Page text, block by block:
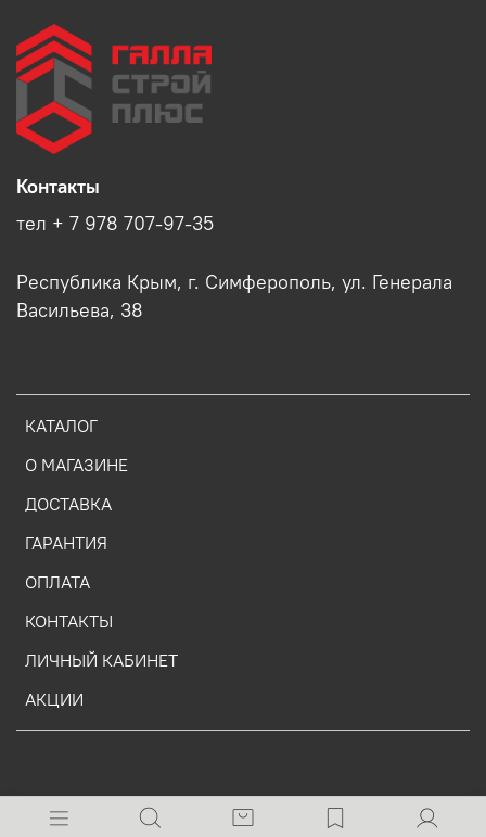
КАТАЛОГ
О МАГАЗИНЕ
ДОСТАВКА
ГАРАНТИЯ
ОПЛАТА
КОНТАКТЫ
ЛИЧНЫЙ КАБИНЕТ
АКЦИИ
Контакты
тел + 7 978 707-97-35
Республика Крым, г. Симферополь, ул. Генерала
Васильева, 38